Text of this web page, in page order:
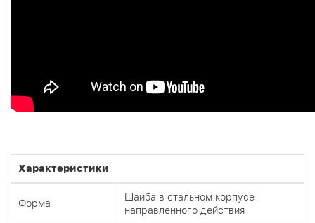
Характеристики
Форма
Шайба в стальном корпусе
направленного действия